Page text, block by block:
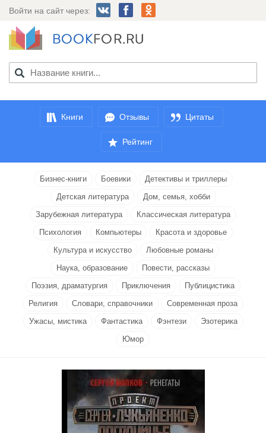
Войти на сайт через:
Книги Отзывы Цитаты
Рейтинг
Бизнес-книги Боевики
Детективы и триллеры
Детская литература
Дом, семья, хобби
Зарубежная литература
Классическая литература
Психология
Компьютеры
Красота и здоровье
Культура и искусство
Любовные романы
Наука, образование
Повести, рассказы
Поэзия, драматургия
Приключения
Публицистика
Религия
Словари, справочники
Современная проза
Ужасы, мистика
Фантастика Фэнтези
Эзотерика
Юмор